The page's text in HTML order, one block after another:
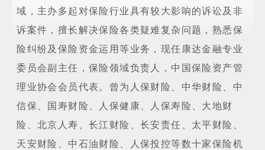
域，主办多起对保险行业具有较大影响的诉讼及非
诉案件，擅长解决保险各类疑难复杂问题，熟悉保
险纠纷及保险资金运用等业务，现任康达金融专业
委员会副主任，保险领域负责人，中国保险资产管
理业协会会员代表。曾为人保财险、中华财险、中
信保、国寿财险、人保健康、人保寿险、大地财
险、北京人寿、长江财险、长安责任、太平财险、
天安财险、中石油财险、人保投控等数十家保险机